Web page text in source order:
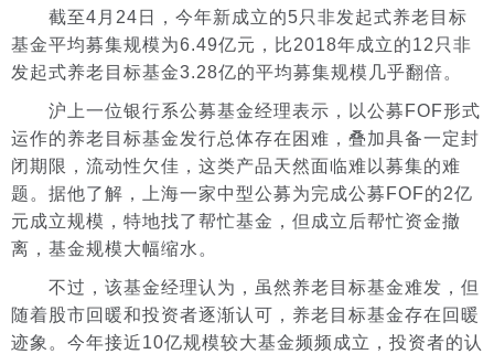
截至4月24日，今年新成立的5只非发起式养老目标
基金平均募集规模为6.49亿元，比2018年成立的12只非
发起式养老目标基金3.28亿的平均募集规模几乎翻倍。
沪上一位银行系公募基金经理表示，以公募FOF形式
运作的养老目标基金发行总体存在困难，叠加具备一定封
闭期限，流动性欠佳，这类产品天然面临难以募集的难
题。据他了解，上海一家中型公募为完成公募FOF的2亿
元成立规模，特地找了帮忙基金，但成立后帮忙资金撤
离，基金规模大幅缩水。
不过，该基金经理认为，虽然养老目标基金难发，但
随着股市回暖和投资者逐渐认可，养老目标基金存在回暖
迹象。今年接近10亿规模较大基金频频成立，投资者的认